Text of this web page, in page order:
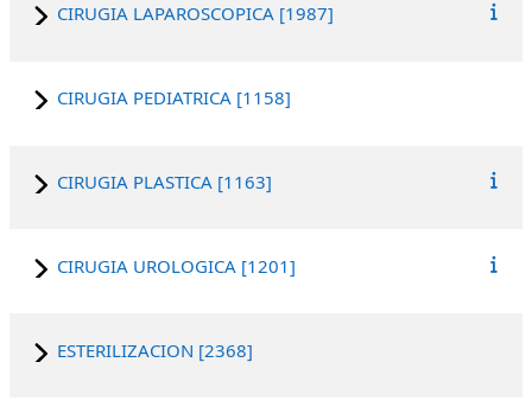
CIRUGIA LAPAROSCOPICA [1987]
CIRUGIA PEDIATRICA [1158]
CIRUGIA PLASTICA [1163]
CIRUGIA UROLOGICA [1201]
ESTERILIZACION [2368]